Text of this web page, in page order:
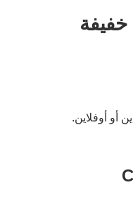
خفيفة
أو أوفلاين.